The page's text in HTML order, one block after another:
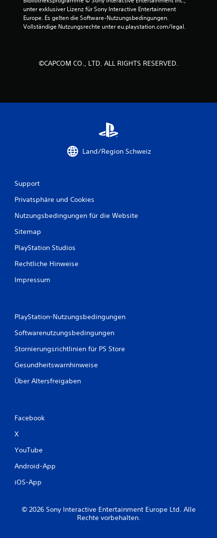
unter exklusiver Lizenz für Sony Interactive Entertainment
Europe. Es gelten die Software-Nutzungsbedingungen.
Vollständige Nutzungsrechte unter eu.playstation.com/legal.
©CAPCOM CO., LTD. ALL RIGHTS RESERVED.
Land/Region Schweiz
Support
Privatsphäre und Cookies
Nutzungsbedingungen für die Website
Sitemap
PlayStation Studios
Rechtliche Hinweise
Impressum
PlayStation-Nutzungsbedingungen
Softwarenutzungsbedingungen
Stornierungsrichtlinien für PS Store
Gesundheitswarnhinweise
Über Altersfreigaben
Facebook
X
YouTube
Android-App
iOS-App
© 2026 Sony Interactive Entertainment Europe Ltd. Alle
Rechte vorbehalten.